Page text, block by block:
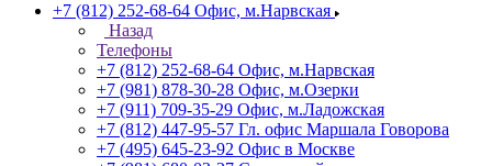
+7 (812) 252-68-64 Офис, м.Нарвская
Назад
Телефоны
+7 (812) 252-68-64 Офис, м.Нарвская
+7 (981) 878-30-28 Офис, м.Озерки
+7 (911) 709-35-29 Офис, м.Ладожская
+7 (812) 447-95-57 Гл. офис Маршала Говорова
+7 (495) 645-23-92 Офис в Москве